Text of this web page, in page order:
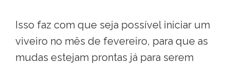
Isso faz com que seja possível iniciar um
viveiro no mês de fevereiro, para que as
mudas estejam prontas já para serem